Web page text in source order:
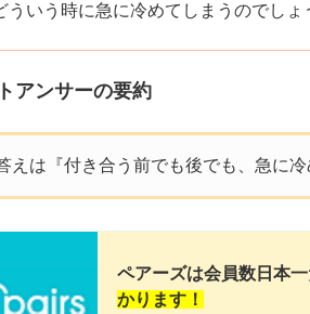
ういう時に急に冷めてしまうのでしょ
アンサーの要約
えは『付き合う前でも後でも、急に
ペアーズは会員数日本
かります！